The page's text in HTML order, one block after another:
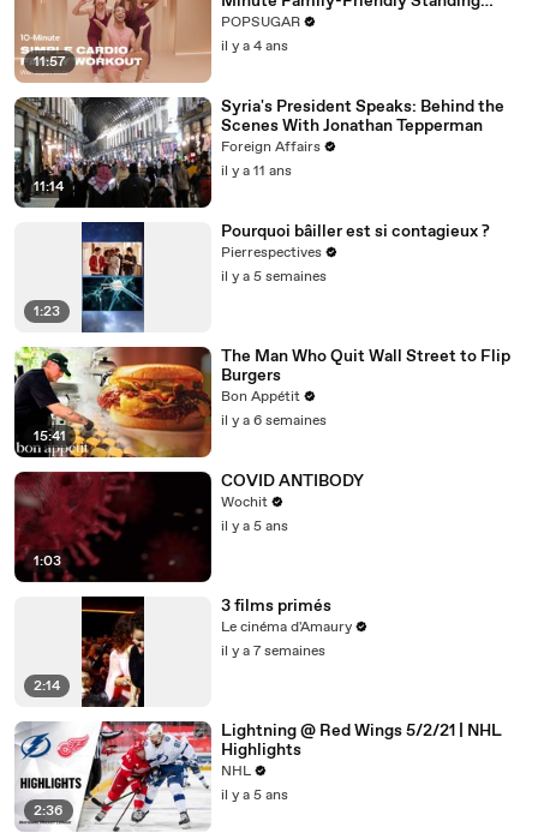
11:57
Cardio Workout
POPSUGAR
il y a 4 ans
11:14
Syria's President Speaks: Behind the
Scenes With Jonathan Tepperman
Foreign Affairs
il y a 11 ans
1:23
Pourquoi bâiller est si contagieux ?
Pierrespectives
il y a 5 semaines
15:41
The Man Who Quit Wall Street to Flip
Burgers
Bon Appétit
il y a 6 semaines
1:03
COVID ANTIBODY
Wochit
il y a 5 ans
2:14
3 films primés
Le cinéma d'Amaury
il y a 7 semaines
2:36
Lightning @ Red Wings 5/2/21 | NHL
Highlights
NHL
il y a 5 ans